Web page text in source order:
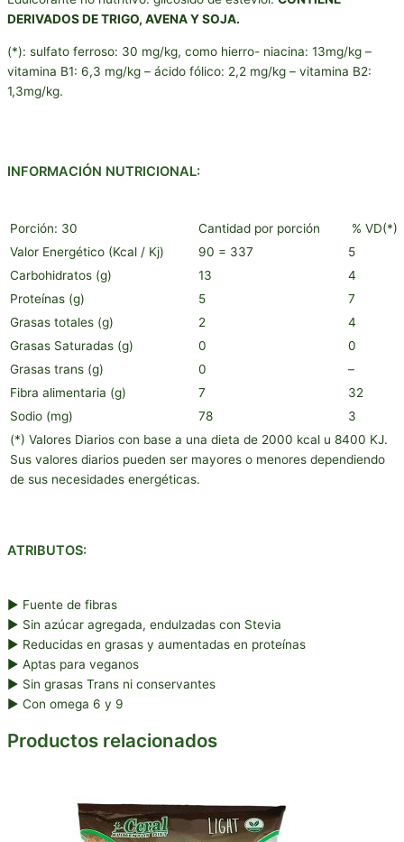
DERIVADOS DE TRIGO, AVENA Y SOJA.
(*): sulfato ferroso: 30 mg/kg, como hierro- niacina: 13mg/kg –
vitamina B1: 6,3 mg/kg – ácido fólico: 2,2 mg/kg – vitamina B2:
1,3mg/kg.
INFORMACIÓN NUTRICIONAL:
Porción: 30 Cantidad por porción
% VD(*)
Valor Energético (Kcal / Kj)
90 = 337
5
Carbohidratos (g)
13
4
Proteínas (g)
5
7
Grasas totales (g)
2
4
Grasas Saturadas (g)
0
0
Grasas trans (g)
0
–
Fibra alimentaria (g)
7
32
Sodio (mg)
78
3
(*) Valores Diarios con base a una dieta de 2000 kcal u 8400 KJ.
Sus valores diarios pueden ser mayores o menores dependiendo
de sus necesidades energéticas.
ATRIBUTOS:
► Fuente de fibras
► Sin azúcar agregada, endulzadas con Stevia
► Reducidas en grasas y aumentadas en proteínas
► Aptas para veganos
► Sin grasas Trans ni conservantes
► Con omega 6 y 9
Productos relacionados